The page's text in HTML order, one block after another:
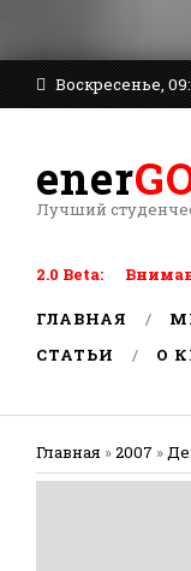
Воскресенье,
ener
Лучший
2.0 Beta:
ГЛАВНАЯ
СТАТЬИ
О
Главная »2007 »